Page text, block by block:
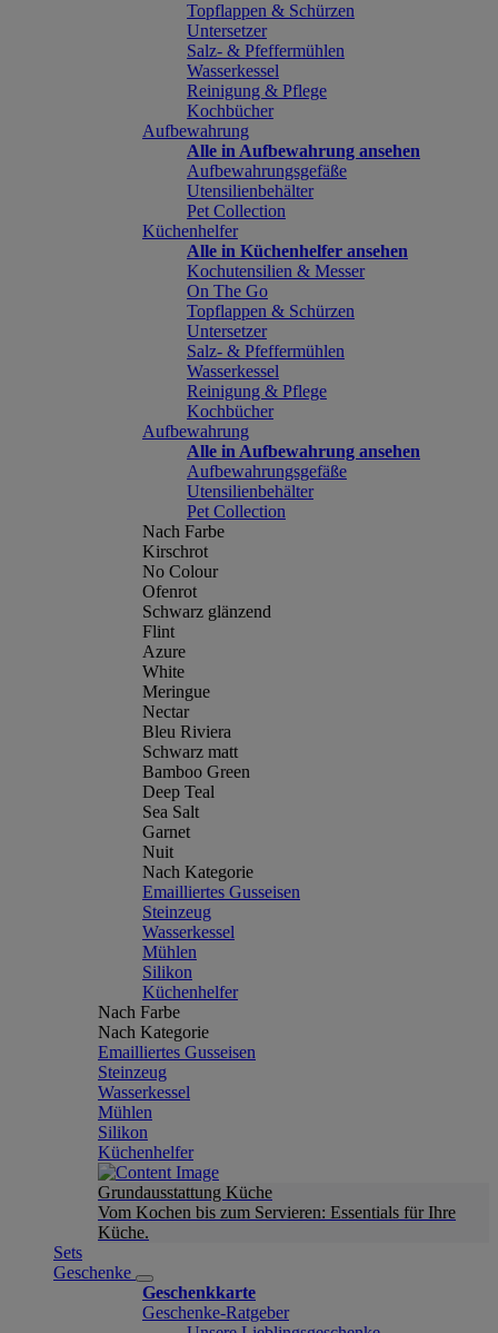
Topflappen & Schürzen
Untersetzer
Salz- & Pfeffermühlen
Wasserkessel
Reinigung & Pflege
Kochbücher
Aufbewahrung
Alle in Aufbewahrung ansehen
Aufbewahrungsgefäße
Utensilienbehälter
Pet Collection
Küchenhelfer
Alle in Küchenhelfer ansehen
Kochutensilien & Messer
On The Go
Topflappen & Schürzen
Untersetzer
Salz- & Pfeffermühlen
Wasserkessel
Reinigung & Pflege
Kochbücher
Aufbewahrung
Alle in Aufbewahrung ansehen
Aufbewahrungsgefäße
Utensilienbehälter
Pet Collection
Nach Farbe
Kirschrot
No Colour
Ofenrot
Schwarz glänzend
Flint
Azure
White
Meringue
Nectar
Bleu Riviera
Schwarz matt
Bamboo Green
Deep Teal
Sea Salt
Garnet
Nuit
Nach Kategorie
Emailliertes Gusseisen
Steinzeug
Wasserkessel
Mühlen
Silikon
Küchenhelfer
Nach Farbe
Nach Kategorie
Emailliertes Gusseisen
Steinzeug
Wasserkessel
Mühlen
Silikon
Küchenhelfer
Grundausstattung Küche
Vom Kochen bis zum Servieren: Essentials für Ihre
Küche.
Sets
Geschenke
Geschenkkarte
Geschenke-Ratgeber